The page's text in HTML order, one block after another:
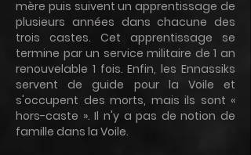
mère puis suivent un apprentissage de
plusieurs années dans chacune des
trois castes. Cet apprentissage se
termine par un service militaire de 1 an
renouvelable 1 fois. Enfin, les Ennassiks
servent de guide pour la Voile et
s'occupent des morts, mais ils sont «
hors-caste ». Il n'y a pas de notion de
famille dans la Voile.